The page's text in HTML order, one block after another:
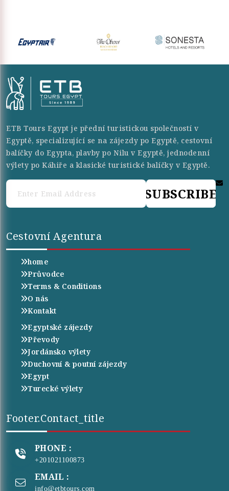
ETB Tours Egypt je přední turistickou společností v
Egyptě, specializující se na zájezdy po Egyptě, cestovní
balíčky do Egypta, plavby po Nilu v Egyptě, jednodenní
výlety po Káhiře a klasické turistické balíčky v Egyptě.
SUBSCRIBE
Cestovní Agentura
home
Průvodce
Terms & Conditions
O nás
Kontakt
Egyptské zájezdy
Převody
Jordánsko výlety
Duchovní & poutní zájezdy
Egypt
Turecké výlety
Footer.contact_title
PHONE :
+201021100873
EMAIL :
info@etbtours.com